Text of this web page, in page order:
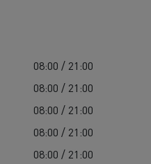
08:00 / 21:00
08:00 / 21:00
08:00 / 21:00
08:00 / 21:00
08:00 / 21:00